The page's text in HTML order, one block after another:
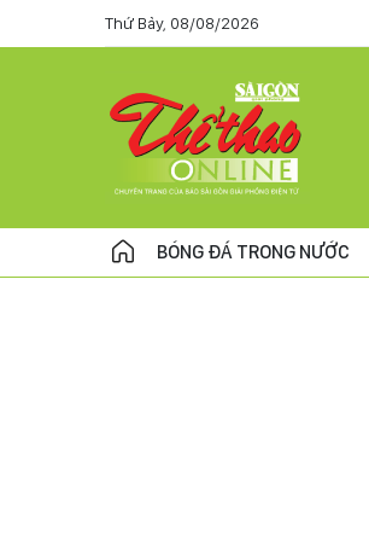
Thứ Bảy, 08/08/2026
BÓNG ĐÁ TRONG NƯỚC